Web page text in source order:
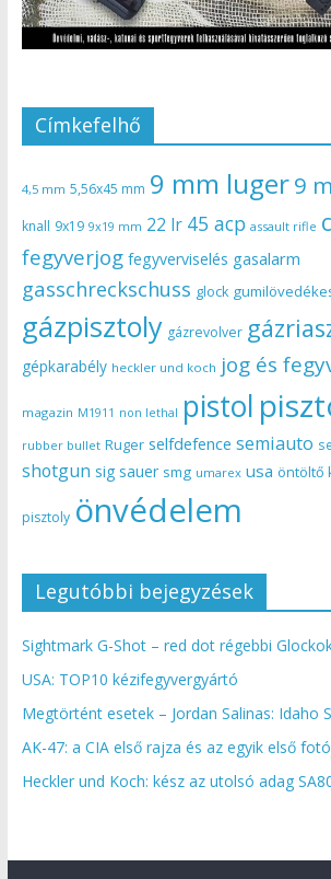
Címkefelhő
4,5 mm 5,56x45 mm 9 mm luger9
knall 9x19 9x19 mm 22 lr 45 acp assault rifle
fegyverjog fegyverviselés gasalarm
gasschreckschuss glock
gázpisztoly gázrevolver
gépkarabély heckler und koch jog és
magazin M1911 non lethal pistol
rubber bullet Ruger selfdefence semiauto
shotgun sig sauer smg umarex usa öntöltő
pisztoly önvédelem
Legutóbbi bejegyzések
Sightmark G-Shot – red dot régebbi
USA: TOP10 kézifegyvergyártó
Megtörtént esetek – Jordan Salinas: Idaho
AK-47: a CIA első rajza és az egyik első
Heckler und Koch: kész az utolsó adag